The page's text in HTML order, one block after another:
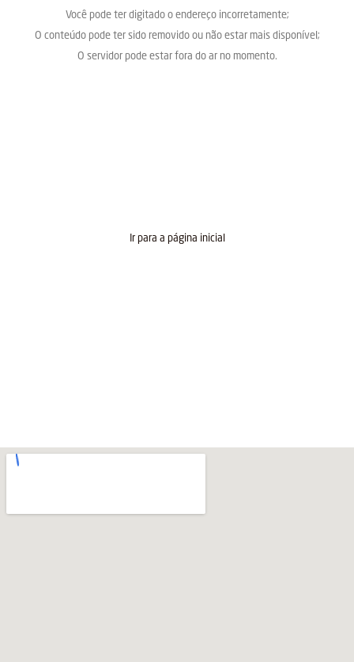
Você pode ter digitado o endereço incorretamente;
O conteúdo pode ter sido removido ou não estar mais disponível;
O servidor pode estar fora do ar no momento.
Ir para a página inicial